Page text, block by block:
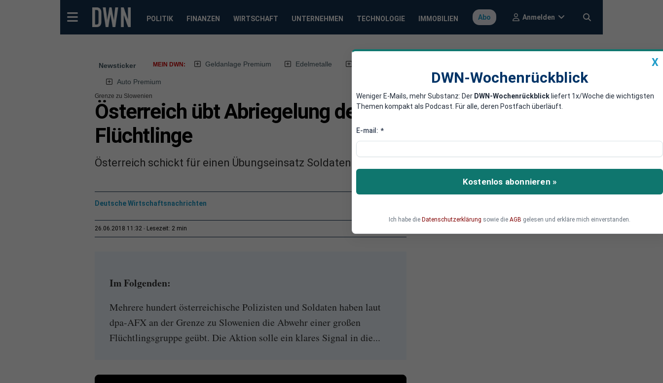
POLITIK FINANZEN WIRTSCHAFT UNTERNEHMEN TECHNOLOGIE IMMOBILIEN Abo Anmelden
Newsticker MEIN DWN: Geldanlage Premium Edelmetalle
Auto Premium
Grenze zu Slowenien
Österreich übt Abriegelung der Grenze gegen
Flüchtlinge
Österreich schickt für einen Übungseinsatz Soldaten und Polizisten an die Grenze zu Slowenien.
Deutsche Wirtschaftsnachrichten
26.06.2018 11:32 Lesezeit: 2 min
Im Folgenden:
Mehrere hundert österreichische Polizisten und Soldaten haben laut
dpa-AFX an der Grenze zu Slowenien die Abwehr einer großen
Flüchtlingsgruppe geübt. Die Aktion solle ein klares Signal in die...
X
DWN-Wochenrückblick
Weniger E-Mails, mehr Substanz: Der DWN-Wochenrückblick liefert 1x/Woche die wichtigsten
Themen kompakt als Podcast. Für alle, deren Postfach überläuft.
E-mail: *
Kostenlos abonnieren »
Ich habe die Datenschutzerklärung sowie die AGB gelesen und erkläre mich einverstanden.